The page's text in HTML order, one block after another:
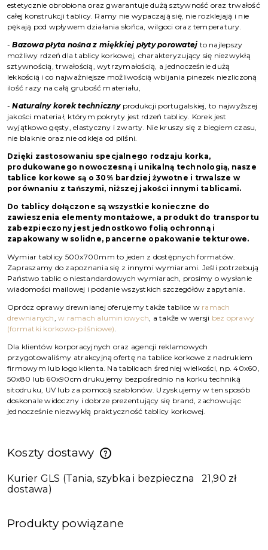
estetycznie obrobiona oraz gwarantuje dużą sztywność oraz trwałość
całej konstrukcji tablicy. Ramy nie wypaczają się, nie rozklejają i nie
pękają pod wpływem działania słońca, wilgoci oraz temperatury.
-Bazowa płyta nośna z miękkiej płyty porowatej to najlepszy
możliwy rdzeń dla tablicy korkowej, charakteryzujący się niezwykłą
sztywnością, trwałością, wytrzymałością, a jednocześnie dużą
lekkością i co najważniejsze możliwością wbijania pinezek niezliczoną
ilość razy na całą grubość materiału,
-Naturalny korek technicznyprodukcji portugalskiej, to najwyższej
jakości materiał, którym pokryty jest rdzeń tablicy. Korek jest
wyjątkowo gęsty, elastyczny i zwarty. Nie kruszy się z biegiem czasu,
nie blaknie oraz nie odkleja od pilśni.
Dzięki zastosowaniu specjalnego rodzaju korka,
produkowanego nowoczesną i unikalną technologią, nasze
tablice korkowe są o 30% bardziej żywotne i trwalsze w
porównaniu z tańszymi, niższej jakości innymi tablicami.
Do tablicy dołączone są wszystkie konieczne do
zawieszenia elementy montażowe, a produkt do transportu
zabezpieczony jest jednostkowo folią ochronną i
zapakowany w solidne, pancerne opakowanie tekturowe.
Wymiar tablicy 500x700mm to jeden z dostępnych formatów.
Zapraszamy do zapoznania się z innymi wymiarami. Jeśli potrzebują
Państwo tablic o niestandardowych wymiarach, prosimy o wysłanie
wiadomości mailowej i podanie wszystkich szczegółów zapytania.
Oprócz oprawy drewnianej oferujemy także tablice w ramach
drewnianych,w ramach aluminiowych, a także w wersji bez oprawy
(formatki korkowo-pilśniowe).
Dla klientów korporacyjnych oraz agencji reklamowych
przygotowaliśmy atrakcyjną ofertę na tablice korkowe z nadrukiem
firmowym lub logo klienta. Na tablicach średniej wielkości, np. 40x60,
50x80 lub 60x90cm drukujemy bezpośrednio na korku techniką
sitodruku, UV lub za pomocą szablonów. Uzyskujemy w ten sposób
doskonale widoczny i dobrze prezentujący się brand, zachowując
jednocześnie niezwykłą praktyczność tablicy korkowej.
Koszty dostawy
Kurier GLS (Tania, szybka i bezpieczna
dostawa)
21,90 zł
Produkty powiązane